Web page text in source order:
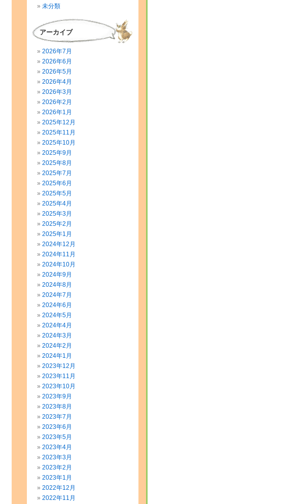
未分類
アーカイブ
2026年7月
2026年6月
2026年5月
2026年4月
2026年3月
2026年2月
2026年1月
2025年12月
2025年11月
2025年10月
2025年9月
2025年8月
2025年7月
2025年6月
2025年5月
2025年4月
2025年3月
2025年2月
2025年1月
2024年12月
2024年11月
2024年10月
2024年9月
2024年8月
2024年7月
2024年6月
2024年5月
2024年4月
2024年3月
2024年2月
2024年1月
2023年12月
2023年11月
2023年10月
2023年9月
2023年8月
2023年7月
2023年6月
2023年5月
2023年4月
2023年3月
2023年2月
2023年1月
2022年12月
2022年11月